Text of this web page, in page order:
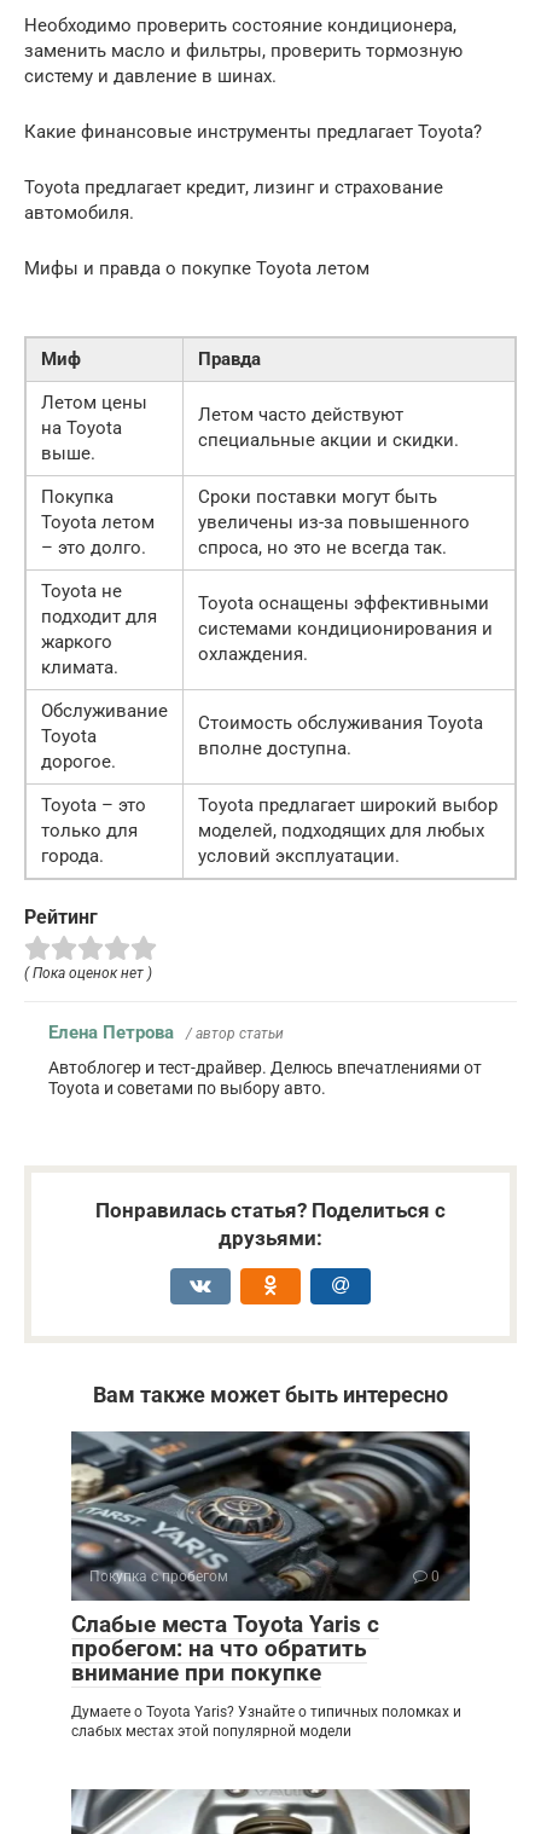
Необходимо проверить состояние кондиционера,
заменить масло и фильтры, проверить тормозную
систему и давление в шинах.
Какие финансовые инструменты предлагает Toyota?
Toyota предлагает кредит, лизинг и страхование
автомобиля.
Мифы и правда о покупке Toyota летом
Миф
Правда
Летом цены
на Toyota
выше.
Летом часто действуют
специальные акции и скидки.
Покупка
Toyota летом
– это долго.
Сроки поставки могут быть
увеличены из-за повышенного
спроса, но это не всегда так.
Toyota не
подходит для
жаркого
климата.
Toyota оснащены эффективными
системами кондиционирования и
охлаждения.
Обслуживание
Toyota
дорогое.
Стоимость обслуживания Toyota
вполне доступна.
Toyota – это
только для
города.
Toyota предлагает широкий выбор
моделей, подходящих для любых
условий эксплуатации.
Рейтинг
( Пока оценок нет )
Елена Петрова / автор статьи
Автоблогер и тест-драйвер. Делюсь впечатлениями от
Toyota и советами по выбору авто.
Понравилась статья? Поделиться с
друзьями:
Вам также может быть интересно
Покупка с пробегом 0
Слабые места Toyota Yaris с
пробегом: на что обратить
внимание при покупке
Думаете о Toyota Yaris? Узнайте о типичных поломках и
слабых местах этой популярной модели